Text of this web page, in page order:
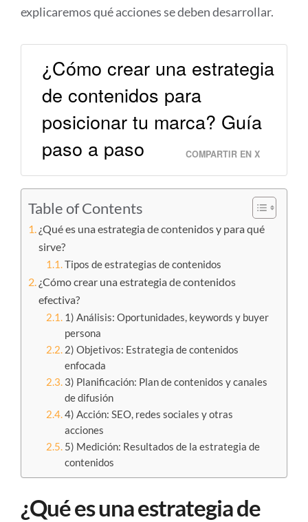
explicaremos qué acciones se deben desarrollar.
¿Cómo crear una estrategia
de contenidos para
posicionar tu marca? Guía
paso a paso
COMPARTIR EN X
Table of Contents
¿Qué es una estrategia de contenidos y para qué
sirve?
Tipos de estrategias de contenidos
¿Cómo crear una estrategia de contenidos
efectiva?
1) Análisis: Oportunidades, keywords y buyer
persona
2) Objetivos: Estrategia de contenidos
enfocada
3) Planificación: Plan de contenidos y canales
de difusión
4) Acción: SEO, redes sociales y otras
acciones
5) Medición: Resultados de la estrategia de
contenidos
¿Qué es una estrategia de